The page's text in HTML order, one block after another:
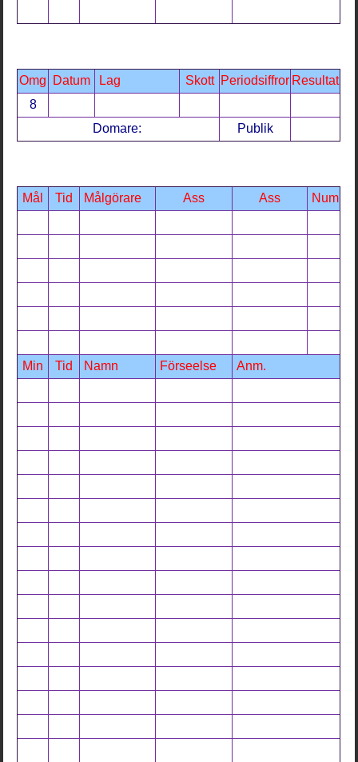
Omg Datum Lag Skott Periodsiffror Resultat
8
Domare:
Publik
Mål Tid Målgörare Ass Ass Num
Min Tid Namn Förseelse Anm.